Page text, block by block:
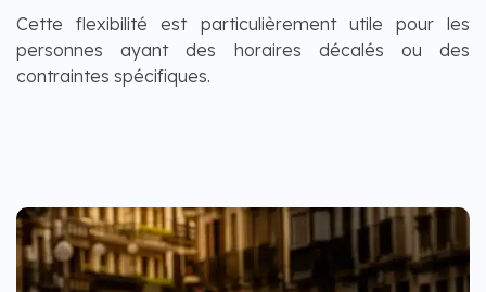
Cette flexibilité est particulièrement utile pour les
personnes ayant des horaires décalés ou des
contraintes spécifiques.